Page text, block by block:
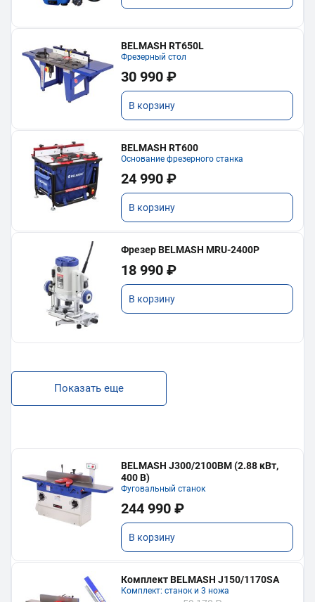
BELMASH RT650L
Фрезерный стол
30 990 ₽
В корзину
BELMASH RT600
Основание фрезерного станка
24 990 ₽
В корзину
Фрезер BELMASH MRU-2400P
18 990 ₽
В корзину
Показать еще
BELMASH J300/2100ВМ (2.88 кВт,
400 В)
Фуговальный станок
244 990 ₽
В корзину
Комплект BELMASH J150/1170SA
Комплект: станок и 3 ножа